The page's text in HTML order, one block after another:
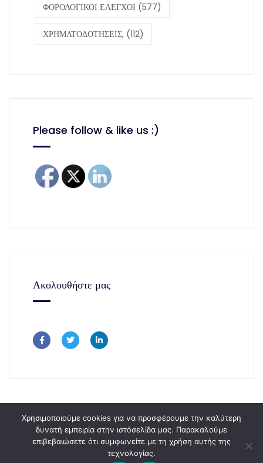
ΦΟΡΟΛΟΓΙΚΟΙ ΕΛΕΓΧΟΙ (577)
ΧΡΗΜΑΤΟΔΟΤΗΣΕΙΣ, (112)
Please follow & like us :)
Ακολουθήστε μας
Copyright © 365Consulting 2024.
Χρησιμοποιούμε cookies για να προσφέρουμε την καλύτερη
δυνατή εμπειρία στην ιστόσελίδα μας. Παρακαλούμε
επιβεβαιώσετε ότι συμφωνείτε με τη χρήση αυτής της
τεχνολογίας.